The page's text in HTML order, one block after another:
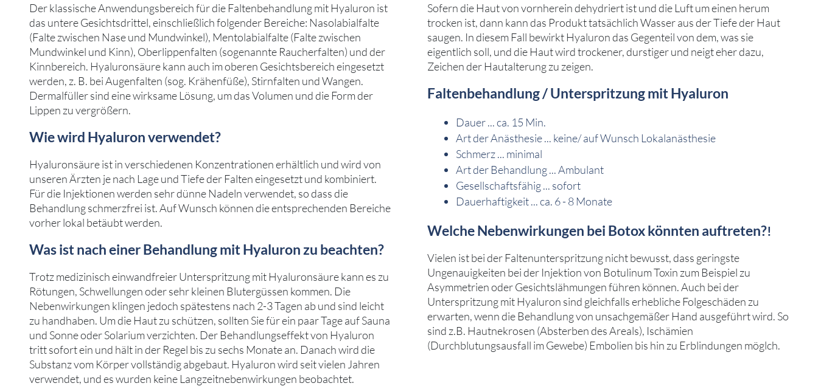
Der klassische Anwendungsbereich für die Faltenbehandlung mit Hyaluron ist
das untere Gesichtsdrittel, einschließlich folgender Bereiche: Nasolabialfalte
(Falte zwischen Nase und Mundwinkel), Mentolabialfalte (Falte zwischen
Mundwinkel und Kinn), Oberlippenfalten (sogenannte Raucherfalten) und der
Kinnbereich. Hyaluronsäure kann auch im oberen Gesichtsbereich eingesetzt
werden, z. B. bei Augenfalten (sog. Krähenfüße), Stirnfalten und Wangen.
Dermalfüller sind eine wirksame Lösung, um das Volumen und die Form der
Lippen zu vergrößern.
Wie wird Hyaluron verwendet?
Hyaluronsäure ist in verschiedenen Konzentrationen erhältlich und wird von
unseren Ärzten je nach Lage und Tiefe der Falten eingesetzt und kombiniert.
Für die Injektionen werden sehr dünne Nadeln verwendet, so dass die
Behandlung schmerzfrei ist. Auf Wunsch können die entsprechenden Bereiche
vorher lokal betäubt werden.
Was ist nach einer Behandlung mit Hyaluron zu beachten?
Trotz medizinisch einwandfreier Unterspritzung mit Hyaluronsäure kann es zu
Rötungen, Schwellungen oder sehr kleinen Blutergüssen kommen. Die
Nebenwirkungen klingen jedoch spätestens nach 2-3 Tagen ab und sind leicht
zu handhaben. Um die Haut zu schützen, sollten Sie für ein paar Tage auf Sauna
und Sonne oder Solarium verzichten. Der Behandlungseffekt von Hyaluron
tritt sofort ein und hält in der Regel bis zu sechs Monate an. Danach wird die
Substanz vom Körper vollständig abgebaut. Hyaluron wird seit vielen Jahren
verwendet, und es wurden keine Langzeitnebenwirkungen beobachtet.
Sofern die Haut von vornherein dehydriert ist und die Luft um einen herum
trocken ist, dann kann das Produkt tatsächlich Wasser aus der Tiefe der Haut
saugen. In diesem Fall bewirkt Hyaluron das Gegenteil von dem, was sie
eigentlich soll, und die Haut wird trockener, durstiger und neigt eher dazu,
Zeichen der Hautalterung zu zeigen.
Faltenbehandlung / Unterspritzung mit Hyaluron
Dauer ... ca. 15 Min.
Art der Anästhesie ... keine/ auf Wunsch Lokalanästhesie
Schmerz ... minimal
Art der Behandlung ... Ambulant
Gesellschaftsfähig ... sofort
Dauerhaftigkeit ... ca. 6 - 8 Monate
Welche Nebenwirkungen bei Botox könnten auftreten?!
Vielen ist bei der Faltenunterspritzung nicht bewusst, dass geringste
Ungenauigkeiten bei der Injektion von Botulinum Toxin zum Beispiel zu
Asymmetrien oder Gesichtslähmungen führen können. Auch bei der
Unterspritzung mit Hyaluron sind gleichfalls erhebliche Folgeschäden zu
erwarten, wenn die Behandlung von unsachgemäßer Hand ausgeführt wird. So
sind z.B. Hautnekrosen (Absterben des Areals), Ischämien
(Durchblutungsausfall im Gewebe) Embolien bis hin zu Erblindungen möglch.